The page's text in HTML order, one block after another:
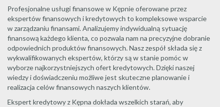
Profesjonalne usługi finansowe w Kępnie oferowane przez
ekspertów finansowych i kredytowych to kompleksowe wsparcie
w zarządzaniu finansami. Analizujemy indywidualną sytuację
finansową każdego klienta, co pozwala nam na precyzyjne dobranie
odpowiednich produktów finansowych. Nasz zespół składa się z
wykwalifikowanych ekspertów, którzy są w stanie pomóc w
wyborze najkorzystniejszych ofert kredytowych. Dzięki naszej
wiedzy i doświadczeniu możliwe jest skuteczne planowanie i
realizacja celów finansowych naszych klientów.
Ekspert kredytowy z Kępna dokłada wszelkich starań, aby